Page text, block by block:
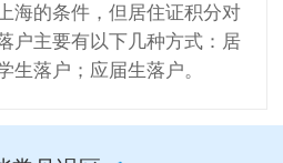
海的条件，但居住证积分对
户主要有以下几种方式：居
生落户；应届生落户。